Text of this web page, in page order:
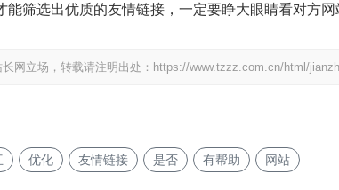
能筛选出优质的友情链接，一定要睁大眼睛看对方网
网立场，转载请注明出处： https://www.tzzz.com.cn/html/
优化 友情链接 是否 有帮助 网站